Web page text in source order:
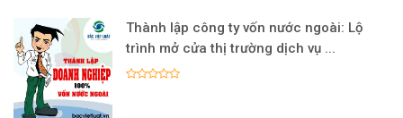
Thành lập công ty vốn nước ngoài: Lộ
trình mở cửa thị trường dịch vụ ...